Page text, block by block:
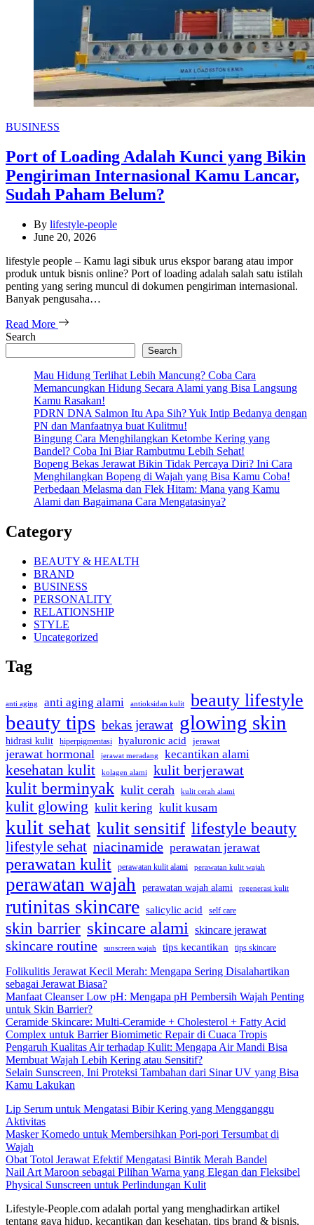
Categories
BUSINESS
Port of Loading Adalah Kunci yang Bikin
Pengiriman Internasional Kamu Lancar,
Sudah Paham Belum?
By lifestyle-people
June 20, 2026
lifestyle people – Kamu lagi sibuk urus ekspor barang atau impor
produk untuk bisnis online? Port of loading adalah salah satu istilah
penting yang sering muncul di dokumen pengiriman internasional.
Banyak pengusaha…
Read More
Search
Search
Mau Hidung Terlihat Lebih Mancung? Coba Cara
Memancungkan Hidung Secara Alami yang Bisa Langsung
Kamu Rasakan!
PDRN DNA Salmon Itu Apa Sih? Yuk Intip Bedanya dengan
PN dan Manfaatnya buat Kulitmu!
Bingung Cara Menghilangkan Ketombe Kering yang
Bandel? Coba Ini Biar Rambutmu Lebih Sehat!
Bopeng Bekas Jerawat Bikin Tidak Percaya Diri? Ini Cara
Menghilangkan Bopeng di Wajah yang Bisa Kamu Coba!
Perbedaan Melasma dan Flek Hitam: Mana yang Kamu
Alami dan Bagaimana Cara Mengatasinya?
Category
BEAUTY & HEALTH
BRAND
BUSINESS
PERSONALITY
RELATIONSHIP
STYLE
Uncategorized
Tag
anti aging anti aging alami antioksidan kulit beauty lifestyle
beauty tips bekas jerawat glowing skin
hidrasi kulit hiperpigmentasi hyaluronic acid jerawat
jerawat hormonal jerawat meradang kecantikan alami
kesehatan kulit kolagen alami kulit berjerawat
kulit berminyak kulit cerah kulit cerah alami
kulit glowing kulit kering kulit kusam
kulit sehat kulit sensitif lifestyle beauty
lifestyle sehat niacinamide perawatan jerawat
perawatan kulit perawatan kulit alami perawatan kulit wajah
perawatan wajah perawatan wajah alami regenerasi kulit
rutinitas skincare salicylic acid self care
skin barrier skincare alami skincare jerawat
skincare routine sunscreen wajah tips kecantikan tips skincare
Folikulitis Jerawat Kecil Merah: Mengapa Sering Disalahartikan
sebagai Jerawat Biasa?
Manfaat Cleanser Low pH: Mengapa pH Pembersih Wajah Penting
untuk Skin Barrier?
Ceramide Skincare: Multi-Ceramide + Cholesterol + Fatty Acid
Complex untuk Barrier Biomimetic Repair di Cuaca Tropis
Pengaruh Kualitas Air terhadap Kulit: Mengapa Air Mandi Bisa
Membuat Wajah Lebih Kering atau Sensitif?
Selain Sunscreen, Ini Proteksi Tambahan dari Sinar UV yang Bisa
Kamu Lakukan
Lip Serum untuk Mengatasi Bibir Kering yang Mengganggu
Aktivitas
Masker Komedo untuk Membersihkan Pori-pori Tersumbat di
Wajah
Obat Totol Jerawat Efektif Mengatasi Bintik Merah Bandel
Nail Art Maroon sebagai Pilihan Warna yang Elegan dan Fleksibel
Physical Sunscreen untuk Perlindungan Kulit
Lifestyle-People.com adalah portal yang menghadirkan artikel
tentang gaya hidup, kecantikan dan kesehatan, tips brand & bisnis,